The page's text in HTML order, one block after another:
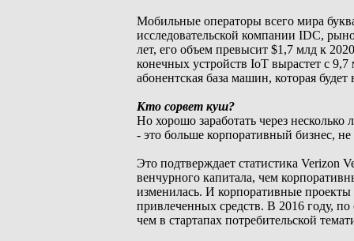
Мобильные операторы всего мира
исследовательской компании IDC,
лет, его объем превысит $1,7 млд к
конечных устройств IoT вырастет с
абонентская база машин, которая
Кто сорвет куш?
Но хорошо заработать через
- это больше корпоративный бизнес,
Это подтверждает статистика Verizon
венчурного капитала, чем
изменилась. И корпоративные
привлеченных средств. В 2016 году,
чем в стартапах потребительской